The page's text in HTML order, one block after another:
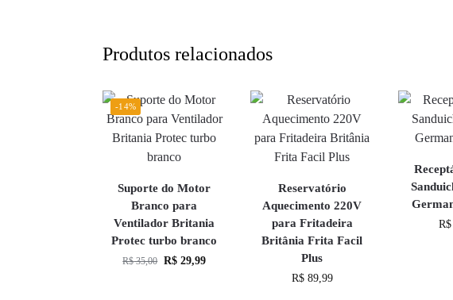
Produtos relacionados
-14%
Suporte do Motor
Branco para
Ventilador Britania
Protec turbo branco
R$35,00 R$ 29,99
Reservatório
Aquecimento 220V
para Fritadeira
Britânia Frita Facil
Plus
R$89,99
R$